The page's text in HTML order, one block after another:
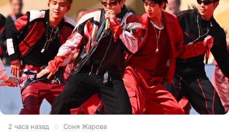
2 часа назад Соня Жарова